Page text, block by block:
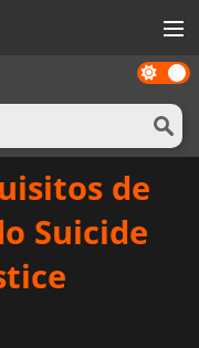
Dark
mode
de
Suicide